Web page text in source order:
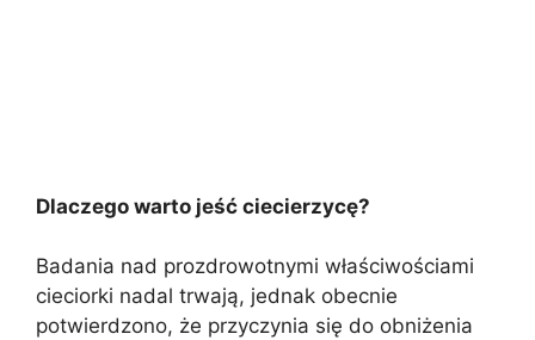
Dlaczego warto jeść ciecierzycę?
Badania nad prozdrowotnymi właściwościami
cieciorki nadal trwają, jednak obecnie
potwierdzono, że przyczynia się do obniżenia